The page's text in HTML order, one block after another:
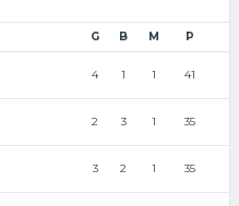
G B M P
4 1 1 41
2 3 1 35
3 2 1 35